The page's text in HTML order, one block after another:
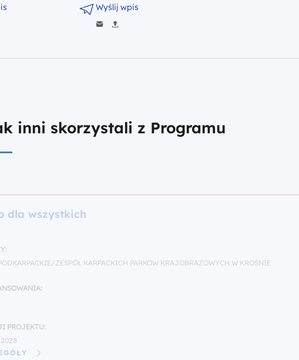
Wyślij wpis
inni skorzystali z Programu
dla wszystkich
ZESPÓŁ KARPACKICH PARKÓW KRAJOBRAZOWYCH W KROŚNIE
PROJEKTU: